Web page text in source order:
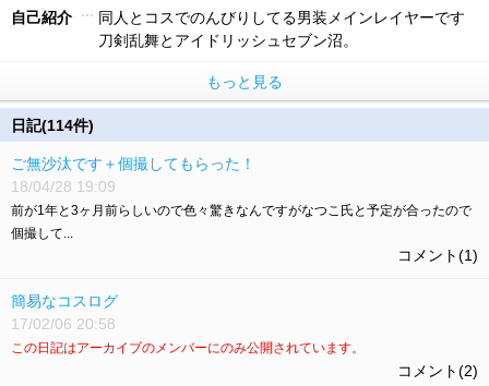
自己紹介
同人とコスでのんびりしてる男装メインレイヤーです
刀剣乱舞とアイドリッシュセブン沼。
もっと見る
日記(114件)
ご無沙汰です＋個撮してもらった！
18/04/28 19:09
前が1年と3ヶ月前らしいので色々驚きなんですがなつこ氏と予定が合ったので
個撮して...
コメント(1)
簡易なコスログ
17/02/06 20:58
この日記はアーカイブのメンバーにのみ公開されています。
コメント(2)